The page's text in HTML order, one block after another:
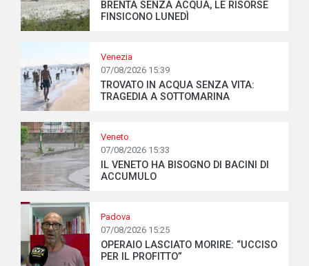
BRENTA SENZA ACQUA, LE RISORSE
FINSICONO LUNEDÌ
Venezia
07/08/2026 15:39
TROVATO IN ACQUA SENZA VITA:
TRAGEDIA A SOTTOMARINA
Veneto
07/08/2026 15:33
IL VENETO HA BISOGNO DI BACINI DI
ACCUMULO
Padova
07/08/2026 15:25
OPERAIO LASCIATO MORIRE: “UCCISO
PER IL PROFITTO”